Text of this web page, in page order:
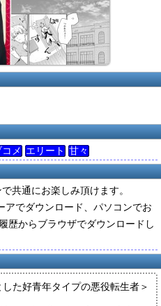
メ エリート 甘々
共通にお楽しみ頂けます。
アでダウンロード、パソコンでお
歴からブラウザでダウンロードし
た好青年タイプの悪役転生者＞